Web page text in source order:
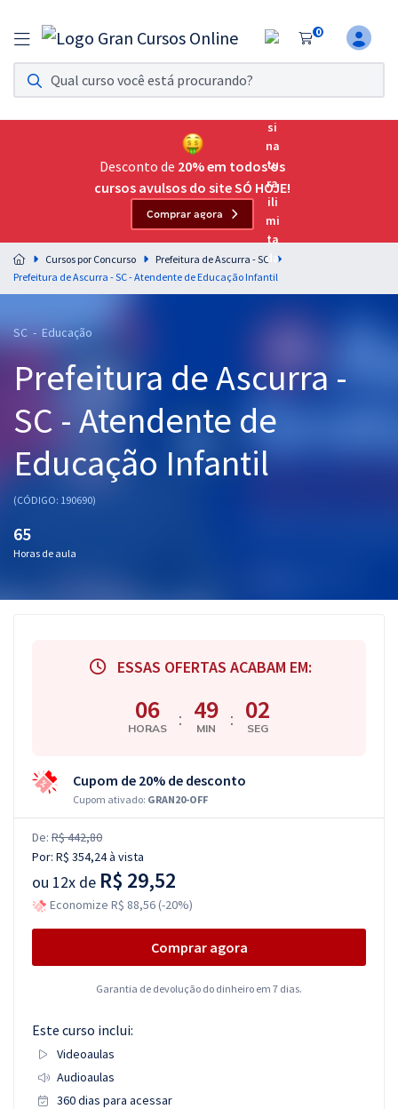
0
Assinatura Ilimitada 11
Acesso a todos os cursos. Teste grátis por 7 dias!
Assinatura OAB Até Passar
Acesso ilimitado a toda preparação para o Exame da
Residências Multiprofissionais
Preparação completa e intensiva para as principais
residências em saúde do Brasil
Cursos 20% OFF
Pós
Graduação
OAB
Mentorias
Desconto de 20% em todos os
cursos avulsos do site SÓ HOJE!
Comprar agora
Cursos por Concurso
Prefeitura de Ascurra - SC
Prefeitura de Ascurra - SC - Atendente de Educação Infantil
SC - Educação
Prefeitura de Ascurra -
SC - Atendente de
Educação Infantil
(CÓDIGO: 190690)
65
Horas de aula
ESSAS OFERTAS ACABAM EM:
06
HORAS : 49
MIN : 02
SEG
Cupom de 20% de desconto
Cupom ativado: GRAN20-OFF
De: R$ 442,80
Por: R$ 354,24à vista
ou 12x de R$ 29,52
Economize R$ 88,56 (-20%)
Comprar agora
Garantia de devolução do dinheiro em 7 dias.
Este curso inclui:
Videoaulas
Audioaulas
360 dias para acessar